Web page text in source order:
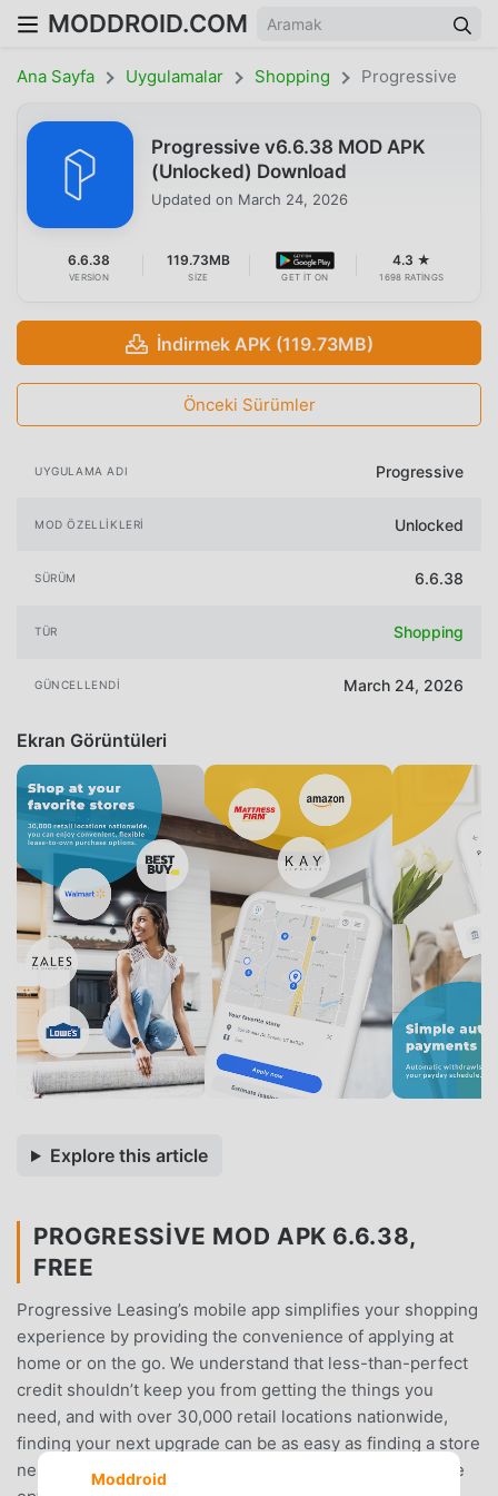
MODDROID.COM
Ana Sayfa Uygulamalar Shopping Progressive
Progressive v6.6.38 MOD APK
(Unlocked) Download
Updated on March 24, 2026
6.6.38
VERSION
119.73MB
SIZE GET IT ON
4.3 ★
1698 RATINGS
İndirmek APK (119.73MB)
Önceki Sürümler
UYGULAMA ADI Progressive
MOD ÖZELLIKLERI Unlocked
SÜRÜM 6.6.38
TÜR Shopping
GÜNCELLENDI March 24, 2026
Ekran Görüntüleri
Explore this article
PROGRESSIVE MOD APK 6.6.38,
FREE
Progressive Leasing’s mobile app simplifies your shopping
experience by providing the convenience of applying at
home or on the go. We understand that less-than-perfect
credit shouldn’t keep you from getting the things you
need, and with over 30,000 retail locations nationwide,
finding your next upgrade can be as easy as finding a store
near you. Our simple and flexible lease-to-own purchase
Moddroid